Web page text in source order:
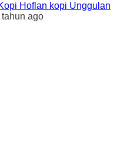
Hoflan kopi Unggulan
tahun ago